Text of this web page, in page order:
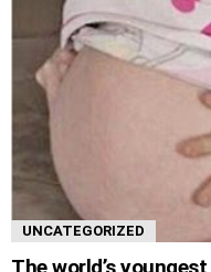
UNCATEGORIZED